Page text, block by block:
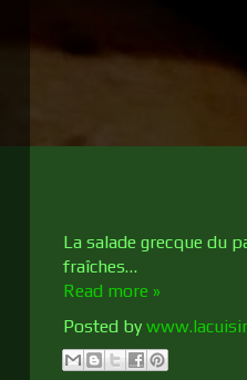
La salade grecque du
fraîches…
Read more »
Posted by